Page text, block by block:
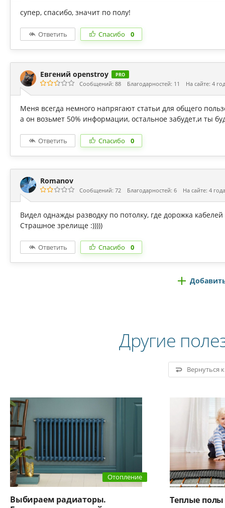
супер, спасибо, значит по полу!
Ответить Спасибо 0
Евгений openstroy PRO
Сообщений: 88 Благодарностей: 11 На сайте: 4
Меня всегда немного напрягают статьи для общего
а он возьмет 50% информации, остальное забудет,и ты
Ответить Спасибо 0
Romanov
Сообщений: 72 Благодарностей: 6 На сайте: 4 года
Видел однажды разводку по потолку, где дорожка
Страшное зрелище :)))))
Ответить Спасибо 0
Другие
Вернуться
Отопление
Выбираем радиаторы.
Теплые